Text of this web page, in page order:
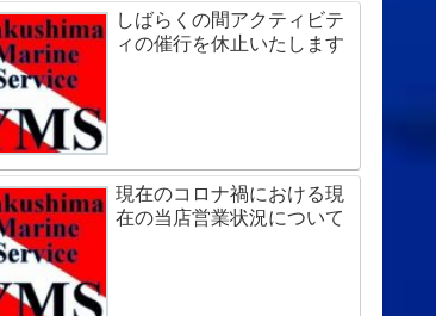
しばらくの間アクティビテ
ィの催行を休止いたします
現在のコロナ禍における現
在の当店営業状況について